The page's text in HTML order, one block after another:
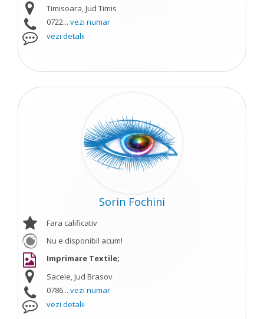
Timisoara, Jud Timis
0722... vezi numar
vezi detalii
Sorin Fochini
Fara calificativ
Nu e disponibil acum!
Imprimare Textile;
Sacele, Jud Brasov
0786... vezi numar
vezi detalii